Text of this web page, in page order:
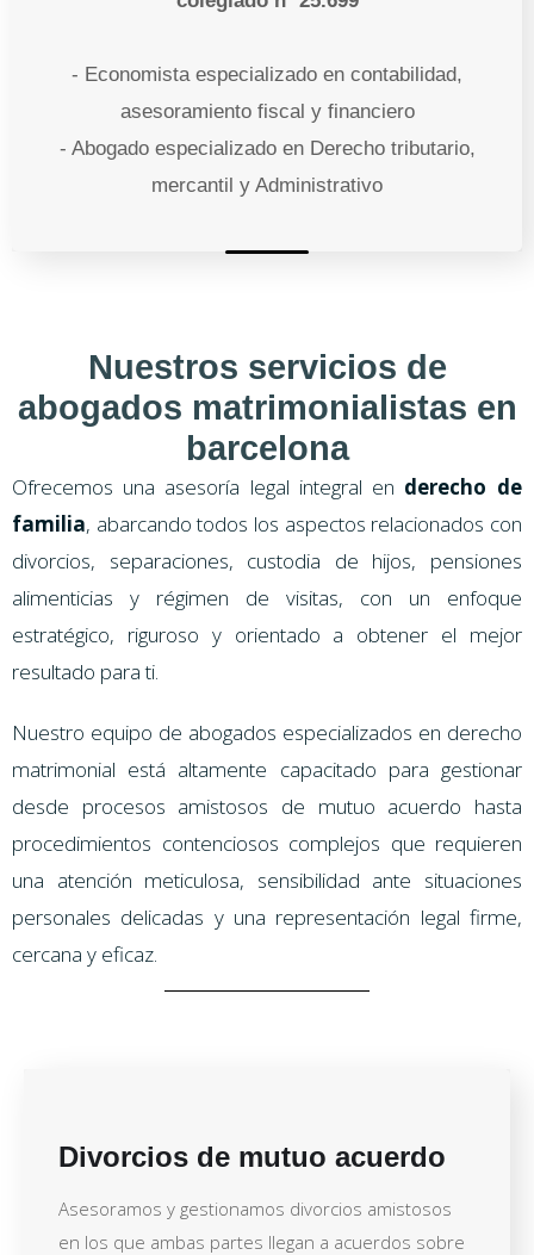
- Economista especializado en contabilidad,
asesoramiento fiscal y financiero
- Abogado especializado en Derecho tributario,
mercantil y Administrativo
Nuestros servicios de
abogados matrimonialistas en
barcelona
Ofrecemos una asesoría legal integral en derecho de
familia, abarcando todos los aspectos relacionados con
divorcios, separaciones, custodia de hijos, pensiones
alimenticias y régimen de visitas, con un enfoque
estratégico, riguroso y orientado a obtener el mejor
resultado para ti.
Nuestro equipo de abogados especializados en derecho
matrimonial está altamente capacitado para gestionar
desde procesos amistosos de mutuo acuerdo hasta
procedimientos contenciosos complejos que requieren
una atención meticulosa, sensibilidad ante situaciones
personales delicadas y una representación legal firme,
cercana y eficaz.
Divorcios de mutuo acuerdo
Asesoramos y gestionamos divorcios amistosos
en los que ambas partes llegan a acuerdos sobre